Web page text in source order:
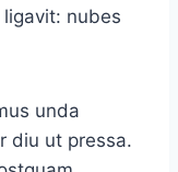
nubes
unda
diu ut pressa.